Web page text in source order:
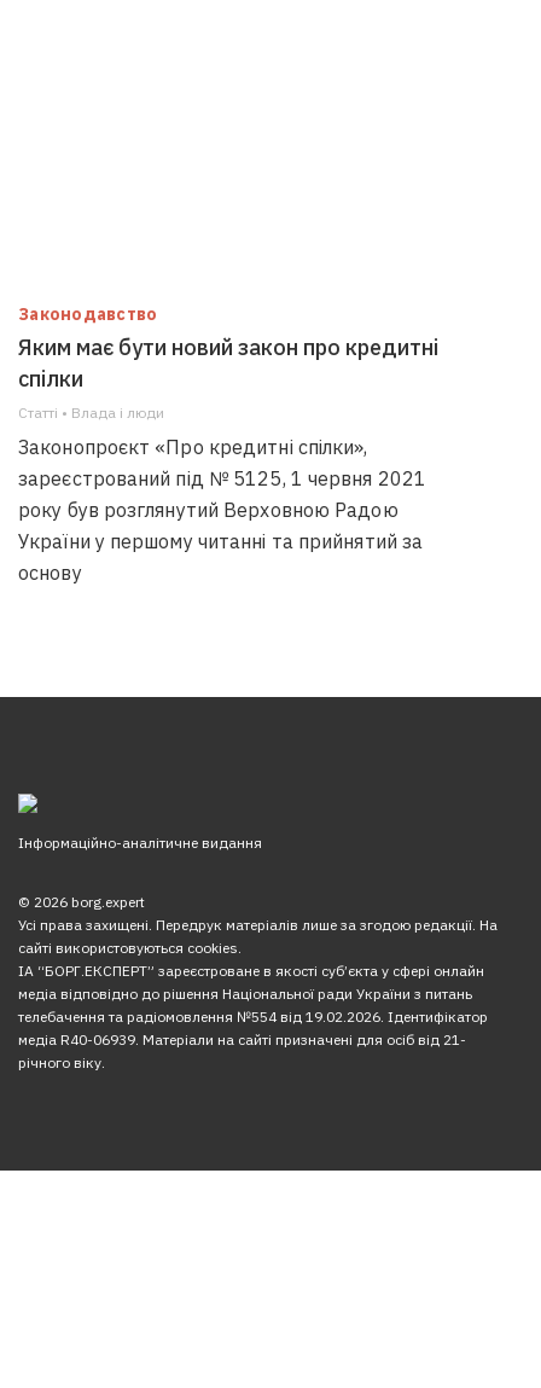
Законодавство
Яким має бути новий закон про кредитні
спілки
Статті • Влада i люди
Законопроєкт «Про кредитні спілки»,
зареєстрований під № 5125, 1 червня 2021
року був розглянутий Верховною Радою
України у першому читанні та прийнятий за
основу
Інформаційно-аналітичне видання
© 2026 borg.expert
Усі права захищені. Передрук матеріалів лише за згодою редакції. На
сайті використовуються cookies.
ІА “БОРГ.ЕКСПЕРТ” зареєстроване в якості суб’єкта у сфері онлайн
медіа відповідно до рішення Національної ради України з питань
телебачення та радіомовлення №554 від 19.02.2026. Ідентифікатор
медіа R40-06939. Матеріали на сайті призначені для осіб від 21-
річного віку.